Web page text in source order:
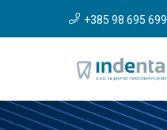
+385 98 695 699